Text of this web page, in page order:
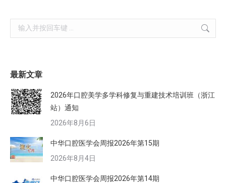
Search:
最新文章
2026年口腔美学多学科修复与重建技术培训班（浙江
站）通知
2026年8月6日
中华口腔医学会周报2026年第15期
2026年8月4日
中华口腔医学会周报2026年第14期